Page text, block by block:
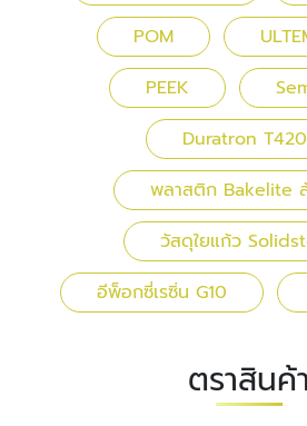
POM
PEEK
Duratron
พลาสติก Bakelite
วัสดุใยแก้ว
อีพ็อกซี่เรซิ่น G10
ตราสินค้า